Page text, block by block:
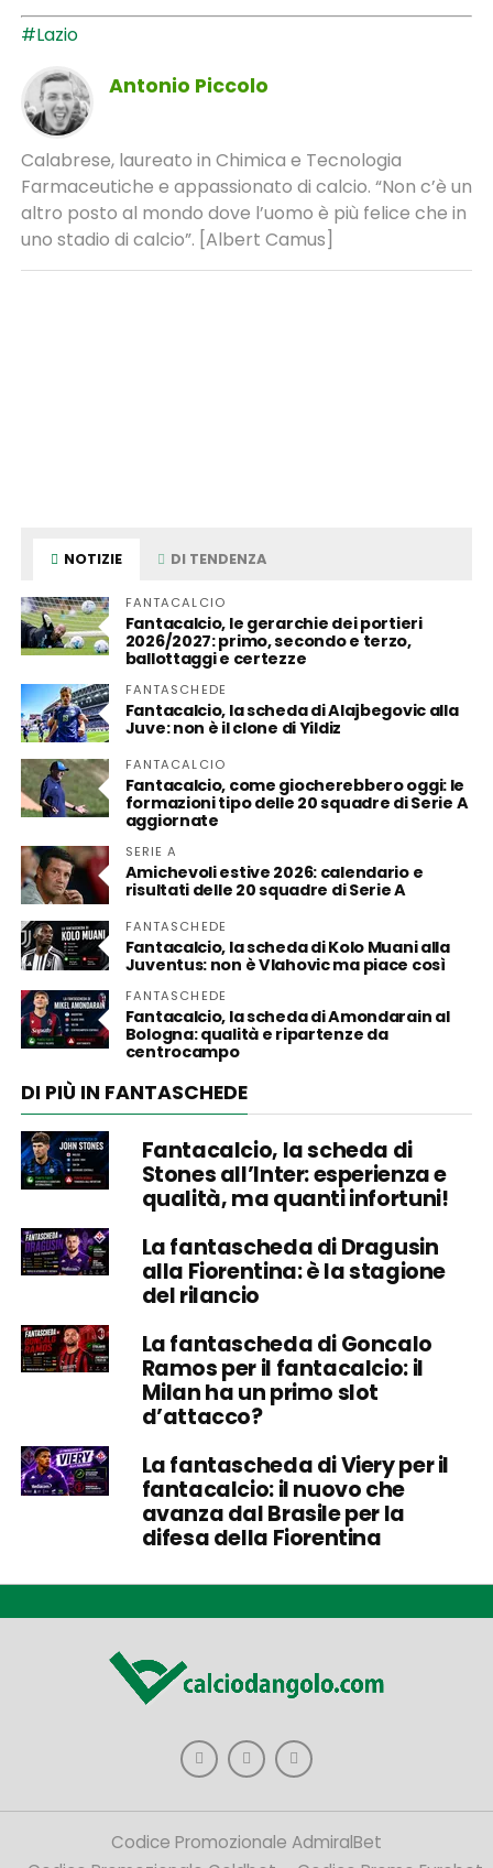
#Lazio
Antonio Piccolo
Calabrese, laureato in Chimica e Tecnologia
Farmaceutiche e appassionato di calcio. “Non c’è un
altro posto al mondo dove l’uomo è più felice che in
uno stadio di calcio”. [Albert Camus]
NOTIZIE DI TENDENZA
FANTACALCIO
Fantacalcio, le gerarchie dei portieri
2026/2027: primo, secondo e terzo,
ballottaggi e certezze
FANTASCHEDE
Fantacalcio, la scheda di Alajbegovic alla
Juve: non è il clone di Yildiz
FANTACALCIO
Fantacalcio, come giocherebbero oggi: le
formazioni tipo delle 20 squadre di Serie A
aggiornate
SERIE A
Amichevoli estive 2026: calendario e
risultati delle 20 squadre di Serie A
FANTASCHEDE
Fantacalcio, la scheda di Kolo Muani alla
Juventus: non è Vlahovic ma piace così
FANTASCHEDE
Fantacalcio, la scheda di Amondarain al
Bologna: qualità e ripartenze da
centrocampo
DI PIÙ IN FANTASCHEDE
Fantacalcio, la scheda di
Stones all’Inter: esperienza e
qualità, ma quanti infortuni!
La fantascheda di Dragusin
alla Fiorentina: è la stagione
del rilancio
La fantascheda di Goncalo
Ramos per il fantacalcio: il
Milan ha un primo slot
d’attacco?
La fantascheda di Viery per il
fantacalcio: il nuovo che
avanza dal Brasile per la
difesa della Fiorentina
Codice Promozionale AdmiralBet